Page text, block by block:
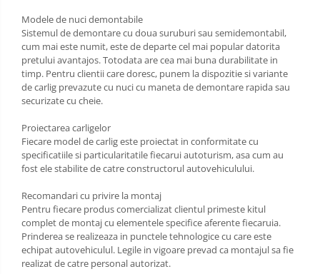
Carlige Peugeot
Carlige Plymouth
Carlige Polestar
Carlige Porsche
Carlige Renault
Carlige Seat
Carlige SsangYong
Carlige Subaru
Carlige Suzuki
Scut motor Suzuki
Scut motor Tesla
Scut motor Toyota
Scut motor Volvo
Scut motor Volvo V90
Scut motor Volvo XC40
Modele de nuci demontabile
Sistemul de demontare cu doua suruburi sau semidemontabil,
cum mai este numit, este de departe cel mai popular datorita
pretului avantajos. Totodata are cea mai buna durabilitate in
timp. Pentru clientii care doresc, punem la dispozitie si variante
de carlig prevazute cu nuci cu maneta de demontare rapida sau
securizate cu cheie.
Proiectarea carligelor
Fiecare model de carlig este proiectat in conformitate cu
specificatiile si particularitatile fiecarui autoturism, asa cum au
fost ele stabilite de catre constructorul autovehiculului.
Recomandari cu privire la montaj
Pentru fiecare produs comercializat clientul primeste kitul
complet de montaj cu elementele specifice aferente fiecaruia.
Prinderea se realizeaza in punctele tehnologice cu care este
echipat autovehiculul. Legile in vigoare prevad ca montajul sa fie
realizat de catre personal autorizat.